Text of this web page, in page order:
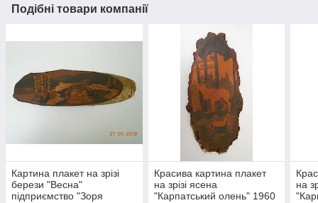
Подібні товари компанії
Картина плакет на зрізі
берези "Весна"
підприємство "Зоря
Красива картина плакет
на зрізі ясена
"Карпатський олень" 1960
на